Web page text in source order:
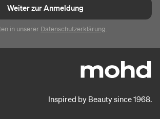
Weiter zur Anmeldung
in unserer Datenschutzerklärung.
Inspired by Beauty since 1968.